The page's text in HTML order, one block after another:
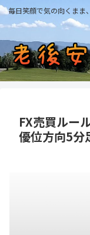
毎日笑顔で気の向くまま
FX売買ルー
優位方向5分